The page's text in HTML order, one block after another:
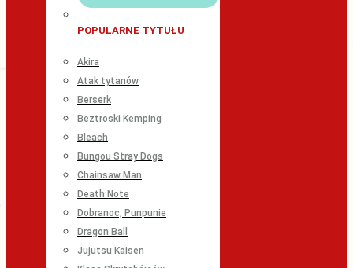
POPULARNE TYTUŁU
Akira
Atak tytanów
Berserk
Beztroski Kemping
Bleach
Bungou Stray Dogs
Chainsaw Man
Death Note
Dobranoc, Punpunie
Dragon Ball
Jujutsu Kaisen